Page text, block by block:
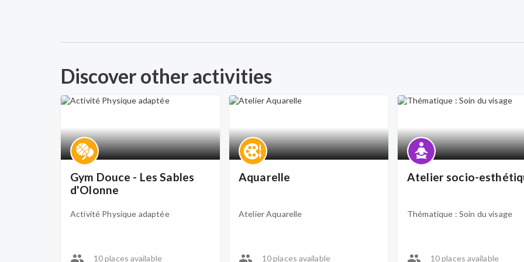
Discover other activities
Gym Douce - Les Sables
d'Olonne
Activité Physique adaptée
10 places available
Aquarelle
Atelier Aquarelle
10 places available
Atelier socio-
Thématique : Soin du visage
10 places available